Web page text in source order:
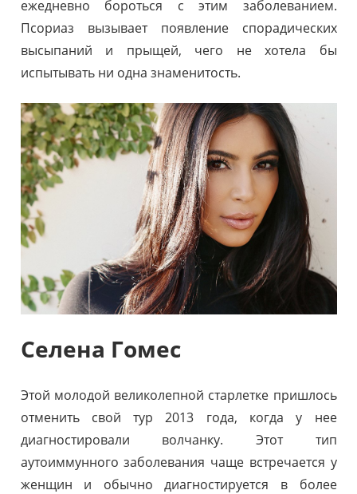
ежедневно бороться с этим заболеванием.
Псориаз вызывает появление спорадических
высыпаний и прыщей, чего не хотела бы
испытывать ни одна знаменитость.
Селена Гомес
Этой молодой великолепной старлетке пришлось
отменить свой тур 2013 года, когда у нее
диагностировали волчанку. Этот тип
аутоиммунного заболевания чаще встречается у
женщин и обычно диагностируется в более